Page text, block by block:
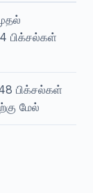
பிக்சல்கள்
பிக்சல்கள்
மேல்